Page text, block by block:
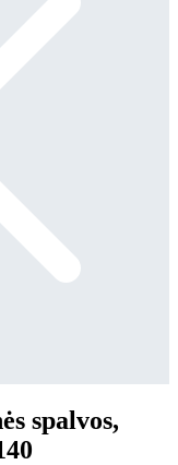
spalvos,